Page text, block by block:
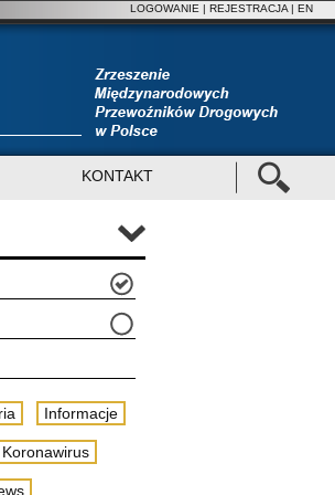
LOGOWANIE | REJESTRACJA | EN
KONTAKT
Informacje
Koronawirus